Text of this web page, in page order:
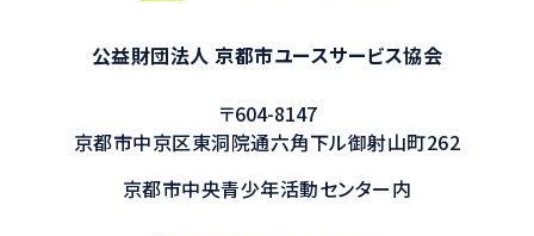
公益財団法人 京都市ユースサービス協会
〒604-8147
京都市中京区東洞院通六角下ル御射山町262
京都市中央青少年活動センター内